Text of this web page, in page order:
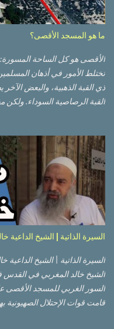
ما هو المسجد الأقصى؟
الأقصى هو كل الساحة
تختلط الأمور في أذهان
ذي القبة الذهبية، والبعض
القبة الرصاصية السوداء. ولكن
تلة في الزاوية الجنوبية
القديمة) والتي تقع في شرقي
كم متر مربع). المسجد الأقصى
القبة الذهبية) والموجودة في
الجنوبي أو مبنى المسجد
السيرة الذاتية | الشيخ الداعية
السيرة الذاتية | الشيخ
الشيخ خالد المغربي في القدس
قامت قوات الإحتلال الصهيونية